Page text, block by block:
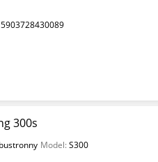
5903728430089
300s
Model:S300